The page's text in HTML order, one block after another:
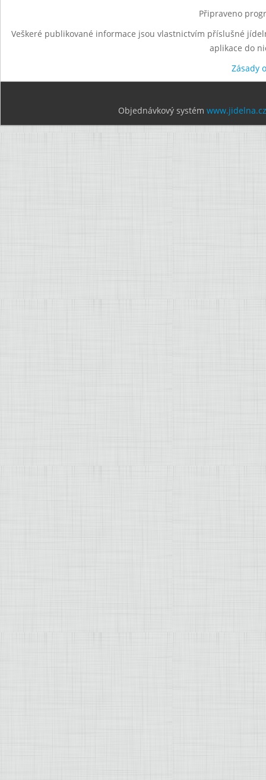
Připraveno
Veškeré publikované informace jsou vlastnictvím příslušné
aplikace do
Zásady
Objednávkový systém www.jidelna.cz